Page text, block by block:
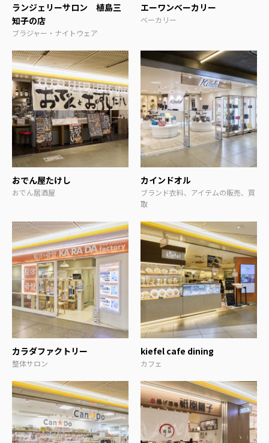
ランジェリーサロン 植島三
知子の店
ブラジャー・ナイトウェア
エーワンベーカリー
ベーカリー
おでん屋たけし
おでん居酒屋
カインドオル
ブランド衣料、アイテムの販売、買
取
カラダファクトリー
整体サロン
kiefel cafe dining
カフェ